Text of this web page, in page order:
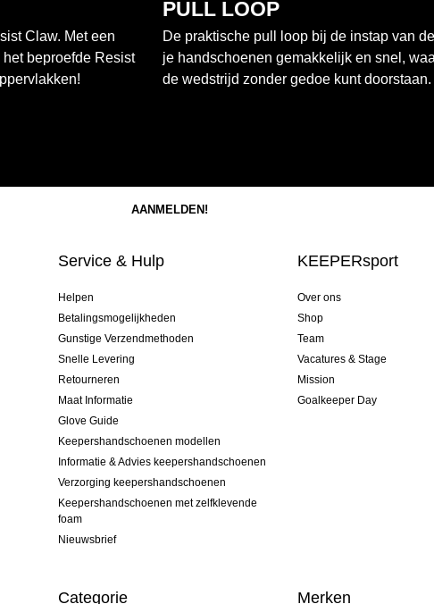
Claw. Met een
beproefde Resist
PULL LOOP
De praktische pull loop bij de instap van
je handschoenen gemakkelijk en snel,
de wedstrijd zonder gedoe kunt doorstaan.
Service & Hulp
Helpen
Betalingsmogelijkheden
Gunstige Verzendmethoden
Snelle Levering
Retourneren
Maat Informatie
Glove Guide
Keepershandschoenen modellen
Informatie & Advies keepershandschoenen
Verzorging keepershandschoenen
Keepershandschoenen met zelfklevende
foam
Nieuwsbrief
KEEPERsport
Over ons
Shop
Team
Vacatures & Stage
Mission
Goalkeeper Day
Categorie Merken